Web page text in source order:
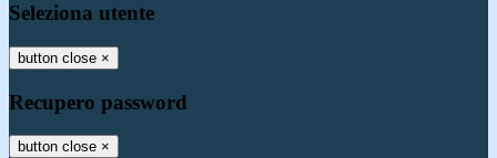
Seleziona utente
button close ×
Recupero password
button close ×